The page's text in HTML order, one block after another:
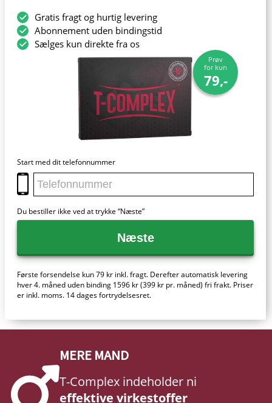
Gratis fragt og hurtig levering
Abonnement uden bindingstid
Sælges kun direkte fra os
Prøv
for kun
79,-
Start med dit telefonnummer
Du bestiller ikke ved at trykke “Næste”
Næste
Første forsendelse kun 79 kr inkl. fragt. Derefter automatisk levering
hver 4. måned uden binding 1596 kr (399 kr pr. måned) fri frakt. Priser
er inkl. moms. 14 dages fortrydelsesret.
MERE MAND
T-Complex indeholder ni
effektive virkestoffer